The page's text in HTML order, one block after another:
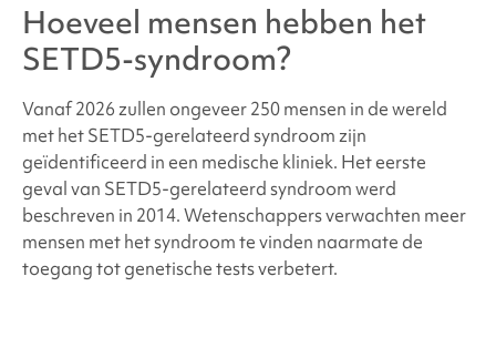
Hoeveel mensen hebben het
SETD5-syndroom?
Vanaf 2026 zullen ongeveer 250 mensen in de wereld
met het SETD5-gerelateerd syndroomzijn
geïdentificeerd in een medische kliniek. Het eerste
geval van SETD5-gerelateerd syndroomwerd
beschreven in 2014. Wetenschappers verwachten meer
mensen met het syndroom te vinden naarmate de
toegang tot genetische tests verbetert.